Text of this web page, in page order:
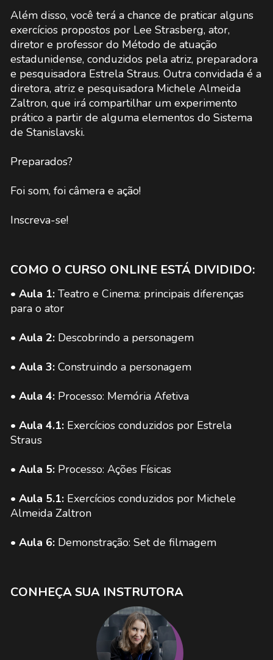
Além disso, você terá a chance de praticar alguns
exercícios propostos por Lee Strasberg, ator,
diretor e professor do Método de atuação
estadunidense, conduzidos pela atriz, preparadora
e pesquisadora Estrela Straus. Outra convidada é a
diretora, atriz e pesquisadora Michele Almeida
Zaltron, que irá compartilhar um experimento
prático a partir de alguma elementos do Sistema
de Stanislavski.
Preparados?
Foi som, foi câmera e ação!
Inscreva-se!
COMO O CURSO ONLINE ESTÁ DIVIDIDO:
• Aula 1: Teatro e Cinema: principais diferenças
para o ator
• Aula 2: Descobrindo a personagem
• Aula 3: Construindo a personagem
• Aula 4: Processo: Memória Afetiva
• Aula 4.1: Exercícios conduzidos por Estrela
Straus
• Aula 5: Processo: Ações Físicas
• Aula 5.1: Exercícios conduzidos por Michele
Almeida Zaltron
• Aula 6: Demonstração: Set de filmagem
CONHEÇA SUA INSTRUTORA